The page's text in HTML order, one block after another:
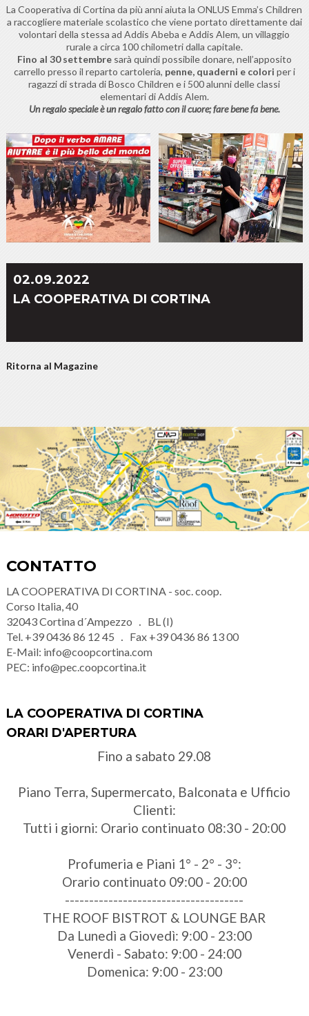
La Cooperativa di Cortina da più anni aiuta la ONLUS Emma’s Children
a raccogliere materiale scolastico che viene portato direttamente dai
volontari della stessa ad Addis Abeba e Addis Alem, un villaggio
rurale a circa 100 chilometri dalla capitale.
Fino al 30 settembresarà quindi possibile donare, nell’apposito
carrello presso il reparto cartoleria, penne, quaderni e colori per i
ragazzi di strada di Bosco Children e i 500 alunni delle classi
elementari di Addis Alem.
Un regalo speciale è un regalo fatto con il cuore; fare bene fa bene.
02.09.2022
LA COOPERATIVA DI CORTINA
Ritorna al Magazine
CONTATTO
LA COOPERATIVA DI CORTINA - soc. coop.
Corso Italia, 40
32043Cortina d´Ampezzo
BL (I)
Tel. +39 0436 86 12 45 Fax +39 0436 86 13 00
E-Mail: info@coopcortina.com
PEC: info@pec.coopcortina.it
LA COOPERATIVA DI CORTINA
ORARI D'APERTURA
Fino a sabato 29.08
Piano Terra, Supermercato, Balconata e Ufficio
Clienti:
Tutti i giorni: Orario continuato 08:30 - 20:00
Profumeria e Piani 1° - 2° - 3°:
Orario continuato 09:00 - 20:00
-------------------------------------
THE ROOF BISTROT & LOUNGE BAR
Da Lunedì a Giovedì: 9:00 - 23:00
Venerdì - Sabato: 9:00 - 24:00
Domenica: 9:00 - 23:00